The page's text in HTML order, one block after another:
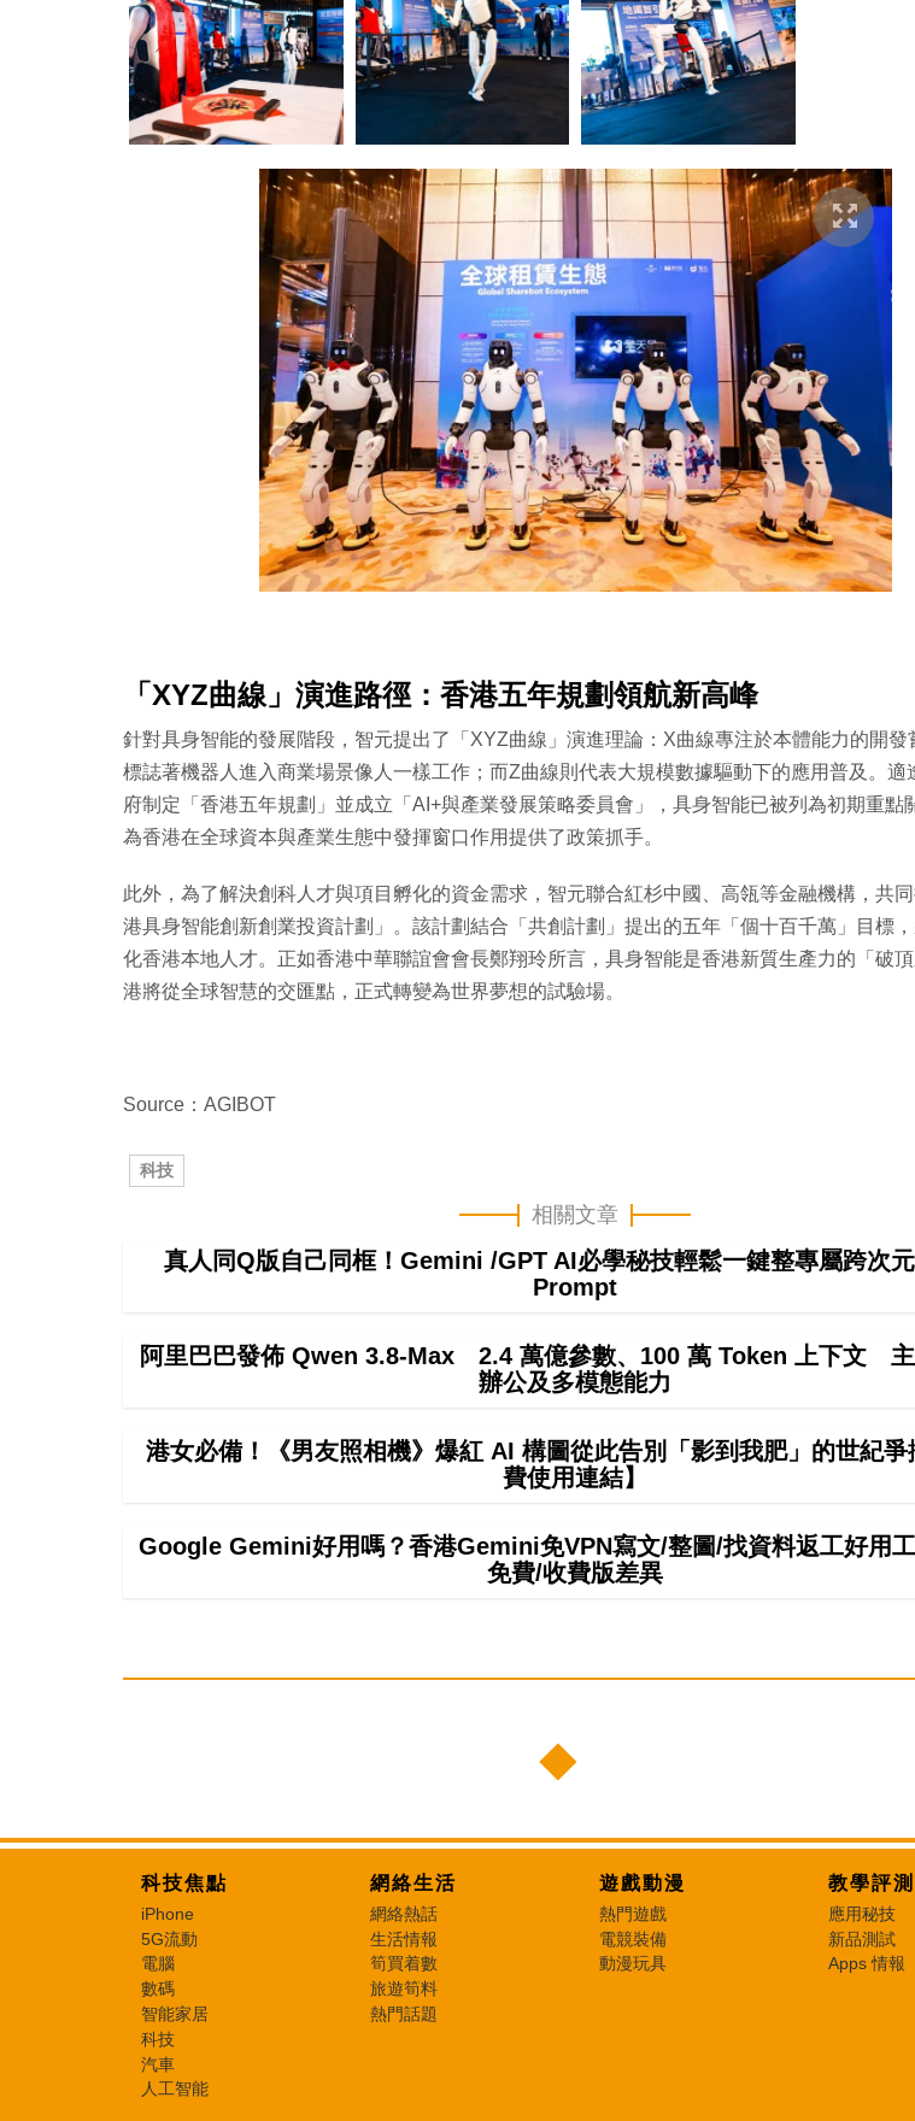
「XYZ曲線」演進路徑：香港五年規劃領航新高峰
針對具身智能的發展階段，智元提出了「XYZ曲線」演進理論：X曲線專注於本體能力的開發
標誌著機器人進入商業場景像人一樣工作；而Z曲線則代表大規模數據驅動下的應用普及。適
府制定「香港五年規劃」並成立「AI+與產業發展策略委員會」，具身智能已被列為初期重點
為香港在全球資本與產業生態中發揮窗口作用提供了政策抓手。
此外，為了解決創科人才與項目孵化的資金需求，智元聯合紅杉中國、高瓴等金融機構，共
港具身智能創新創業投資計劃」。該計劃結合「共創計劃」提出的五年「個十百千萬」目標
化香港本地人才。正如香港中華聯誼會會長鄭翔玲所言，具身智能是香港新質生產力的「破
港將從全球智慧的交匯點，正式轉變為世界夢想的試驗場。
Source：AGIBOT
科技
相關文章
真人同Q版自己同框！Gemini /GPT AI必學秘技輕鬆一鍵整專屬跨次
Prompt
阿里巴巴發佈 Qwen 3.8-Max 2.4 萬億參數、100 萬 Token 上下文 主
辦公及多模態能力
港女必備！《男友照相機》爆紅 AI 構圖從此告別「影到我肥」的世紀爭
費使用連結】
Google Gemini好用嗎？香港Gemini免VPN寫文/整圖/找資料返工好用
免費/收費版差異
科技焦點
iPhone
5G流動
電腦
數碼
智能家居
科技
汽車
人工智能
網絡生活
網絡熱話
生活情報
筍買着數
旅遊筍料
熱門話題
遊戲動漫
熱門遊戲
電競裝備
動漫玩具
教學評測
應用秘技
新品測試
Apps 情報